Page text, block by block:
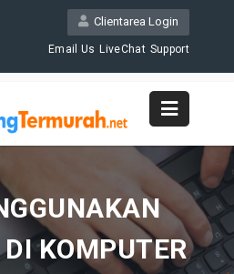
Clientarea Login
Email Us LiveChat Support
KOMPUTER